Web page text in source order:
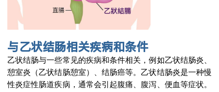
与乙状结肠相关疾病和条件
乙状结肠与一些常见的疾病和条件相关，例如乙状结肠炎、
憩室炎（乙状结肠憩室）、结肠癌等。乙状结肠炎是一种慢
性炎症性肠道疾病，通常会引起腹痛、腹泻、便血等症状。